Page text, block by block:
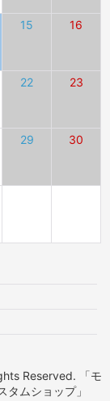
15 16
22 23
29 30
Reserved. 「モ
ムショップ」